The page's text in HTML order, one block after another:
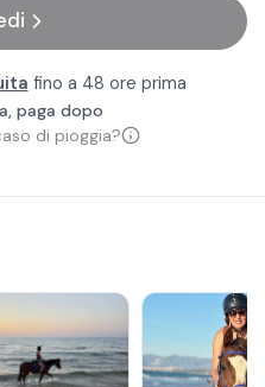
fino a 48 ore prima
paga dopo
di pioggia?